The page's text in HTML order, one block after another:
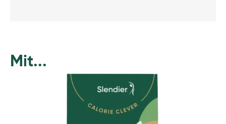
Mit...